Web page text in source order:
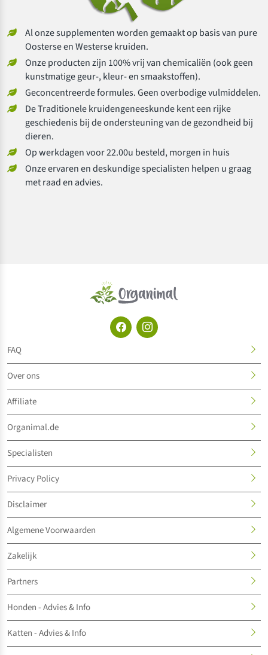
Al onze supplementen worden gemaakt op basis van pure
Oosterse en Westerse kruiden.
Onze producten zijn 100% vrij van chemicaliën (ook geen
kunstmatige geur-, kleur- en smaakstoffen).
Geconcentreerde formules. Geen overbodige vulmiddelen.
De Traditionele kruidengeneeskunde kent een rijke
geschiedenis bij de ondersteuning van de gezondheid bij
dieren.
Op werkdagen voor 22.00u besteld, morgen in huis
Onze ervaren en deskundige specialisten helpen u graag
met raad en advies.
FAQ
Over ons
Affiliate
Organimal.de
Specialisten
Privacy Policy
Disclaimer
Algemene Voorwaarden
Zakelijk
Partners
Honden - Advies & Info
Katten - Advies & Info